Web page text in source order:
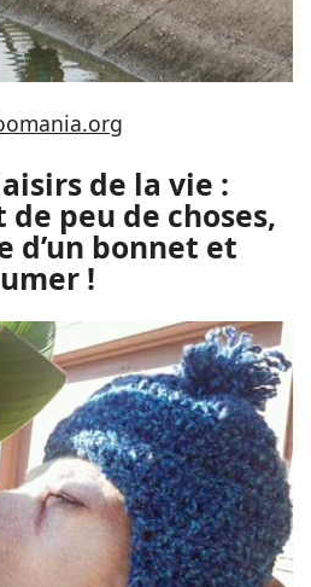
de la vie :
peu de choses,
d’un bonnet et
!